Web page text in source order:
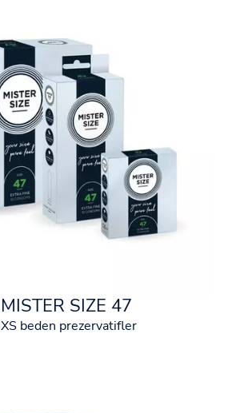
MISTER SIZE 47
XS beden prezervatifler